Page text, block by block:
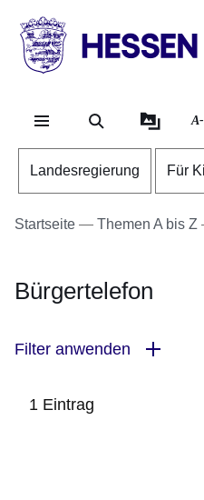
HESSEN
Landesregierung
Landesregierung Für
Startseite Themen A bis Z
Bürgertelefon
Filter anwenden
1 Eintrag